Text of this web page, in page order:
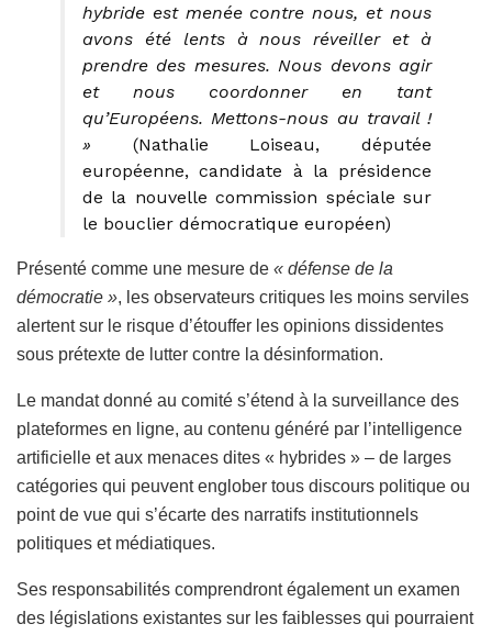
hybride est menée contre nous, et nous
avons été lents à nous réveiller et à
prendre des mesures. Nous devons agir
et nous coordonner en tant
qu’Européens. Mettons-nous au travail !
» (Nathalie Loiseau, députée
européenne, candidate à la présidence
de la nouvelle commission spéciale sur
le bouclier démocratique européen)
Présenté comme une mesure de « défense de la
démocratie », les observateurs critiques les moins serviles
alertent sur le risque d’étouffer les opinions dissidentes
sous prétexte de lutter contre la désinformation.
Le mandat donné au comité s’étend à la surveillance des
plateformes en ligne, au contenu généré par l’intelligence
artificielle et aux menaces dites « hybrides » – de larges
catégories qui peuvent englober tous discours politique ou
point de vue qui s’écarte des narratifs institutionnels
politiques et médiatiques.
Ses responsabilités comprendront également un examen
des législations existantes sur les faiblesses qui pourraient